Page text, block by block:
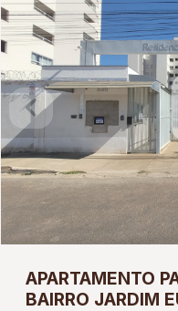
APARTAMENTO
BAIRRO JARDIM